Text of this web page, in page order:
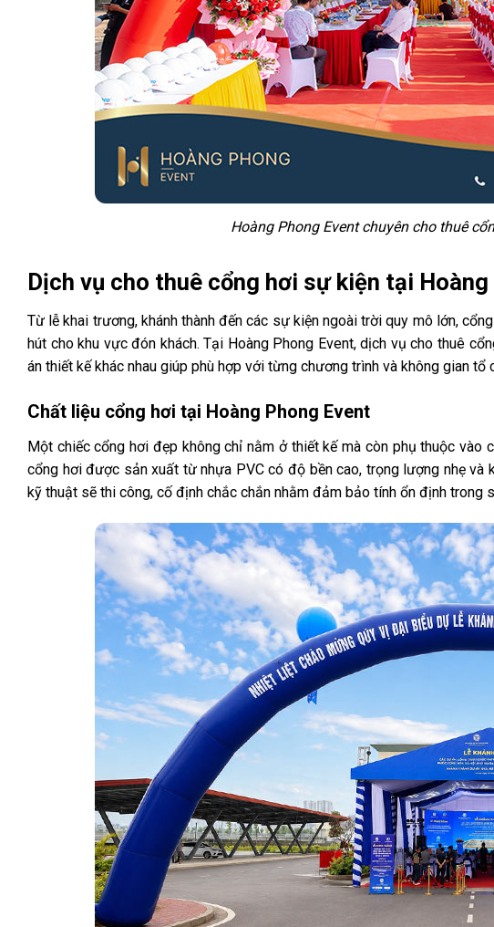
Hoàng Phong Event chuyên cho thuê
Dịch vụ cho thuê cổng hơi sự kiện tại
Từ lễ khai trương, khánh thành đến các sự kiện ngoài trời quy mô lớn,
hút cho khu vực đón khách. Tại Hoàng Phong Event, dịch vụ cho thuê
án thiết kế khác nhau giúp phù hợp với từng chương trình và không gian tổ
Chất liệu cổng hơi tại Hoàng Phong Event
Một chiếc cổng hơi đẹp không chỉ nằm ở thiết kế mà còn phụ thuộc vào
cổng hơi được sản xuất từ nhựa PVC có độ bền cao, trọng lượng nhẹ
kỹ thuật sẽ thi công, cố định chắc chắn nhằm đảm bảo tính ổn định trong